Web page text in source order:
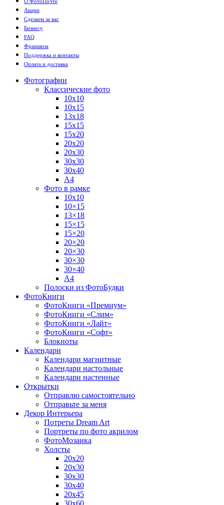
О ФотоПочте
Акции
Сделаем за вас
Бизнесу
FAQ
Франшиза
Поддержка и контакты
Оплата и доставка
Фотографии
Классические фото
10х10
10х15
13х18
15х15
15х20
20х20
20х30
30х30
30х40
А4
Фото в рамке
10х10
10×15
13×18
15×15
15×20
20×20
20×30
30×30
30×40
A4
Полоски из ФотоБудки
ФотоКниги
ФотоКниги «Премиум»
ФотоКниги «Слим»
ФотоКниги «Лайт»
ФотоКниги «Софт»
Блокноты
Календари
Календари магнитные
Календари настольные
Календари настенные
Открытки
Отправлю самостоятельно
Отправьте за меня
Декор Интерьера
Потреты Dream Art
Портреты по фото акрилом
ФотоМозаика
Холсты
20х20
20х30
30х30
30х40
20х45